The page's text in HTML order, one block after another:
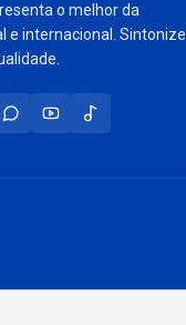
o melhor da
e internacional. Sintonize